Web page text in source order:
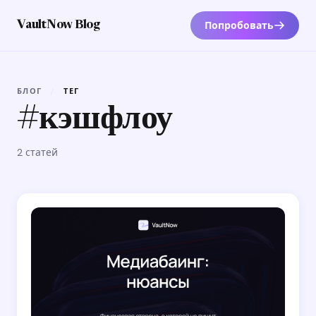
VaultNow Blog Попробовать
БЛОГ ТЕГ
#кэшфлоу
2 статей